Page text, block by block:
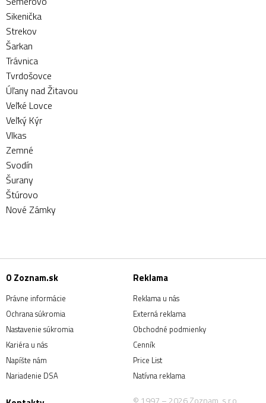
Sikenička
Strekov
Šarkan
Trávnica
Tvrdošovce
Úľany nad Žitavou
Veľké Lovce
Veľký Kýr
Vlkas
Zemné
Svodín
Šurany
Štúrovo
Nové Zámky
O Zoznam.sk
Právne informácie
Ochrana súkromia
Nastavenie súkromia
Kariéra u nás
Napíšte nám
Nariadenie DSA
Reklama
Reklama u nás
Externá reklama
Obchodné podmienky
Cenník
Price List
Natívna reklama
© 1997 – 2026 Zoznam, s.r.o.